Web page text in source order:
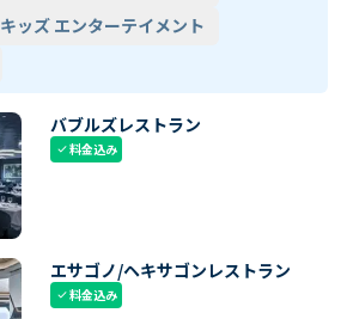
キッズ エンターテイメント
バブルズレストラン
check料金込み
エサゴノ/ヘキサゴンレストラン
check料金込み